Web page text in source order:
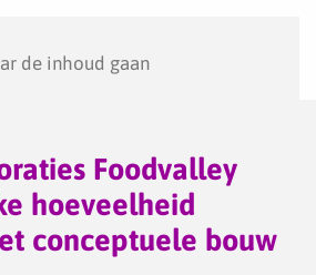
de inhoud gaan
Foodvalley
hoeveelheid
conceptuele bouw